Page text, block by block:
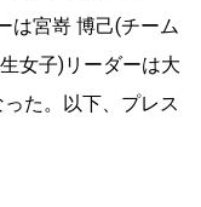
は宮嵜 博己(チーム
女子)リーダーは大
た。以下、プレス